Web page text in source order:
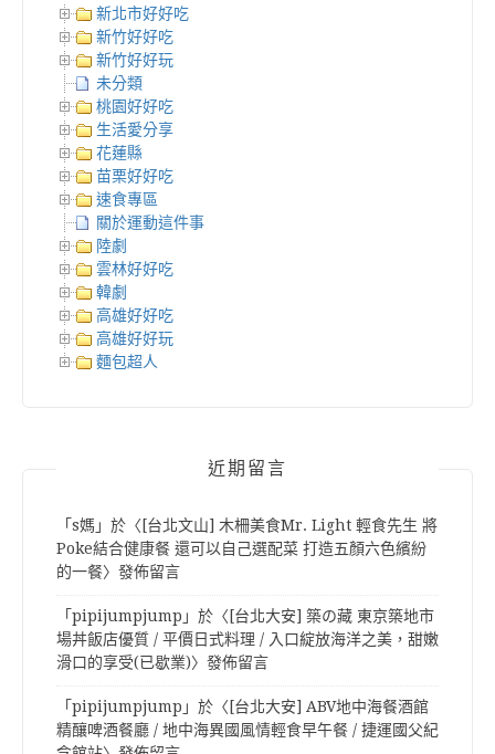
新北市好好吃
新竹好好吃
新竹好好玩
未分類
桃園好好吃
生活愛分享
花蓮縣
苗栗好好吃
速食專區
關於運動這件事
陸劇
雲林好好吃
韓劇
高雄好好吃
高雄好好玩
麵包超人
近期留言
「s媽 」於〈 [台北文山] 木柵美食Mr. Light 輕食先生 將
Poke結合健康餐 還可以自己選配菜 打造五顏六色繽紛
的一餐〉發佈留言
「pipijumpjump 」於〈 [台北大安] 築の藏 東京築地市
場丼飯店優質 / 平價日式料理 / 入口綻放海洋之美，甜嫩
滑口的享受(已歇業)〉發佈留言
「pipijumpjump 」於〈 [台北大安] ABV地中海餐酒館
精釀啤酒餐廳 / 地中海異國風情輕食早午餐 / 捷運國父紀